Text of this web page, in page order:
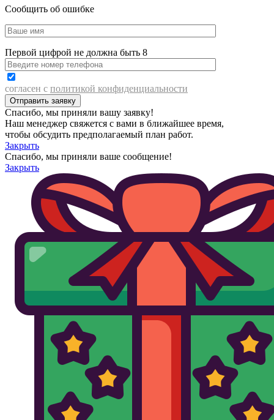
Сообщить об ошибке
Первой цифрой не должна быть 8
согласен с политикой конфиденциальности
Спасибо, мы приняли вашу заявку!
Наш менеджер свяжется с вами в ближайшее время,
чтобы обсудить предполагаемый план работ.
Закрыть
Спасибо, мы приняли ваше сообщение!
Закрыть